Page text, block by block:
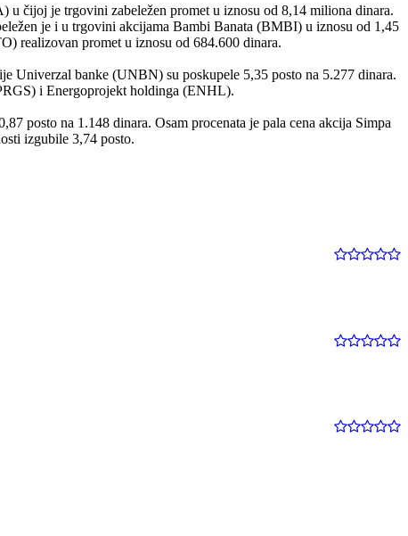
čijoj je trgovini zabeležen promet u iznosu od 8,14 miliona dinara.
je i u trgovini akcijama Bambi Banata (BMBI) u iznosu od 1,45
realizovan promet u iznosu od 684.600 dinara.
Univerzal banke (UNBN) su poskupele 5,35 posto na 5.277 dinara.
i Energoprojekt holdinga (ENHL).
posto na 1.148 dinara. Osam procenata je pala cena akcija Simpa
izgubile 3,74 posto.